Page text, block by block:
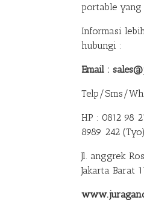
portable yang
Informasi
hubungi :
Email :
Telp/Sms/
HP : 0812 98
8989 242 (Tyo)
Jl. anggrek
Jakarta Barat